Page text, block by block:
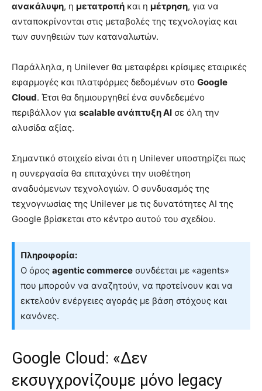
ανακάλυψη, η μετατροπή και η μέτρηση, για να
ανταποκρίνονται στις μεταβολές της τεχνολογίας και
των συνηθειών των καταναλωτών.
Παράλληλα, η Unilever θα μεταφέρει κρίσιμες εταιρικές
εφαρμογές και πλατφόρμες δεδομένων στο Google
Cloud. Έτσι θα δημιουργηθεί ένα συνδεδεμένο
περιβάλλον για scalable ανάπτυξη AI σε όλη την
αλυσίδα αξίας.
Σημαντικό στοιχείο είναι ότι η Unilever υποστηρίζει πως
η συνεργασία θα επιταχύνει την υιοθέτηση
αναδυόμενων τεχνολογιών. Ο συνδυασμός της
τεχνογνωσίας της Unilever με τις δυνατότητες AI της
Google βρίσκεται στο κέντρο αυτού του σχεδίου.
Πληροφορία:
Ο όρος agentic commerce συνδέεται με «agents»
που μπορούν να αναζητούν, να προτείνουν και να
εκτελούν ενέργειες αγοράς με βάση στόχους και
κανόνες.
Google Cloud: «Δεν
εκσυγχρονίζουμε μόνο legacy